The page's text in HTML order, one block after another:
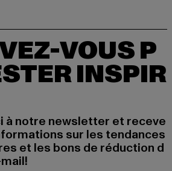
VOUS P
INSPIR
à notre newsletter et receve
sur les tendances
et les bons de réduction d